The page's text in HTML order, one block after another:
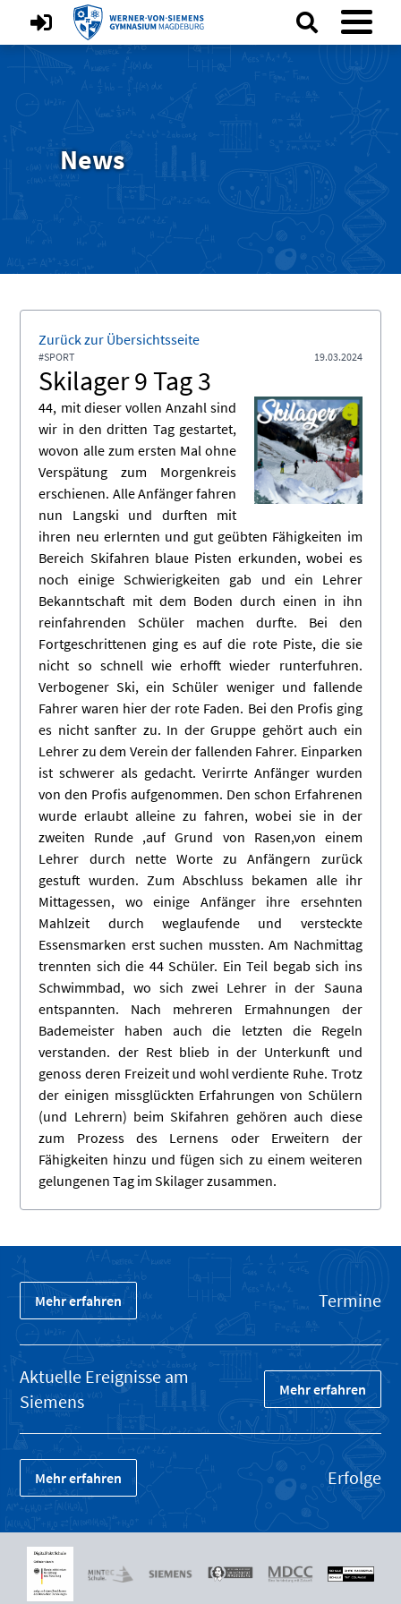
News
Zurück zur Übersichtsseite
#SPORT 19.03.2024
Skilager 9 Tag 3
44, mit dieser vollen Anzahl sind
wir in den dritten Tag gestartet,
wovon alle zum ersten Mal ohne
Verspätung zum Morgenkreis
erschienen. Alle Anfänger fahren
nun Langski und durften mit
ihren neu erlernten und gut geübten Fähigkeiten im
Bereich Skifahren blaue Pisten erkunden, wobei es
noch einige Schwierigkeiten gab und ein Lehrer
Bekanntschaft mit dem Boden durch einen in ihn
reinfahrenden Schüler machen durfte. Bei den
Fortgeschrittenen ging es auf die rote Piste, die sie
nicht so schnell wie erhofft wieder runterfuhren.
Verbogener Ski, ein Schüler weniger und fallende
Fahrer waren hier der rote Faden. Bei den Profis ging
es nicht sanfter zu. In der Gruppe gehört auch ein
Lehrer zu dem Verein der fallenden Fahrer. Einparken
ist schwerer als gedacht. Verirrte Anfänger wurden
von den Profis aufgenommen. Den schon Erfahrenen
wurde erlaubt alleine zu fahren, wobei sie in der
zweiten Runde ,auf Grund von Rasen,von einem
Lehrer durch nette Worte zu Anfängern zurück
gestuft wurden. Zum Abschluss bekamen alle ihr
Mittagessen, wo einige Anfänger ihre ersehnten
Mahlzeit durch weglaufende und versteckte
Essensmarken erst suchen mussten. Am Nachmittag
trennten sich die 44 Schüler. Ein Teil begab sich ins
Schwimmbad, wo sich zwei Lehrer in der Sauna
entspannten. Nach mehreren Ermahnungen der
Bademeister haben auch die letzten die Regeln
verstanden. der Rest blieb in der Unterkunft und
genoss deren Freizeit und wohl verdiente Ruhe. Trotz
der einigen missglückten Erfahrungen von Schülern
(und Lehrern) beim Skifahren gehören auch diese
zum Prozess des Lernens oder Erweitern der
Fähigkeiten hinzu und fügen sich zu einem weiteren
gelungenen Tag im Skilager zusammen.
Mehr erfahren Termine
Aktuelle Ereignisse am
Siemens
Mehr erfahren
Mehr erfahren Erfolge